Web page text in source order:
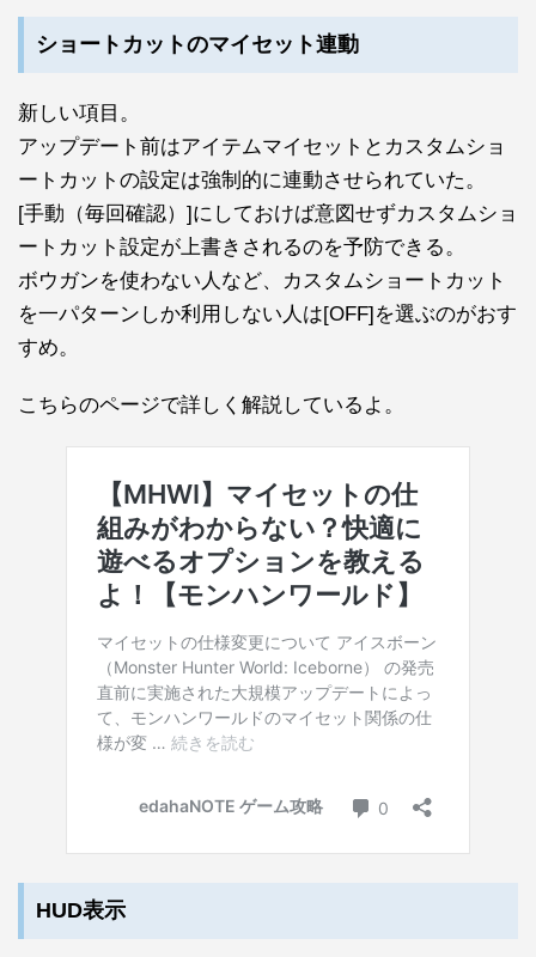
ショートカットのマイセット連動
新しい項目。
アップデート前はアイテムマイセットとカスタムショ
ートカットの設定は強制的に連動させられていた。
[手動（毎回確認）]にしておけば意図せずカスタムショ
ートカット設定が上書きされるのを予防できる。
ボウガンを使わない人など、カスタムショートカット
を一パターンしか利用しない人は[OFF]を選ぶのがおす
すめ。
こちらのページで詳しく解説しているよ。
HUD表示